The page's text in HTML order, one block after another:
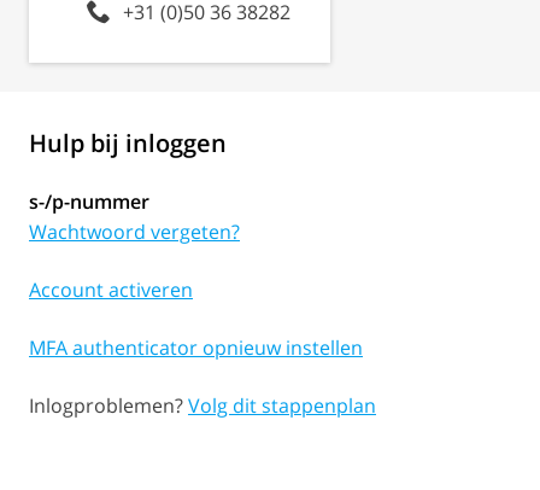
+31 (0)50 36 38282
Hulp bij inloggen
s-/p-nummer
Wachtwoord vergeten?
Account activeren
MFA authenticator opnieuw instellen
Inlogproblemen?Volg dit stappenplan